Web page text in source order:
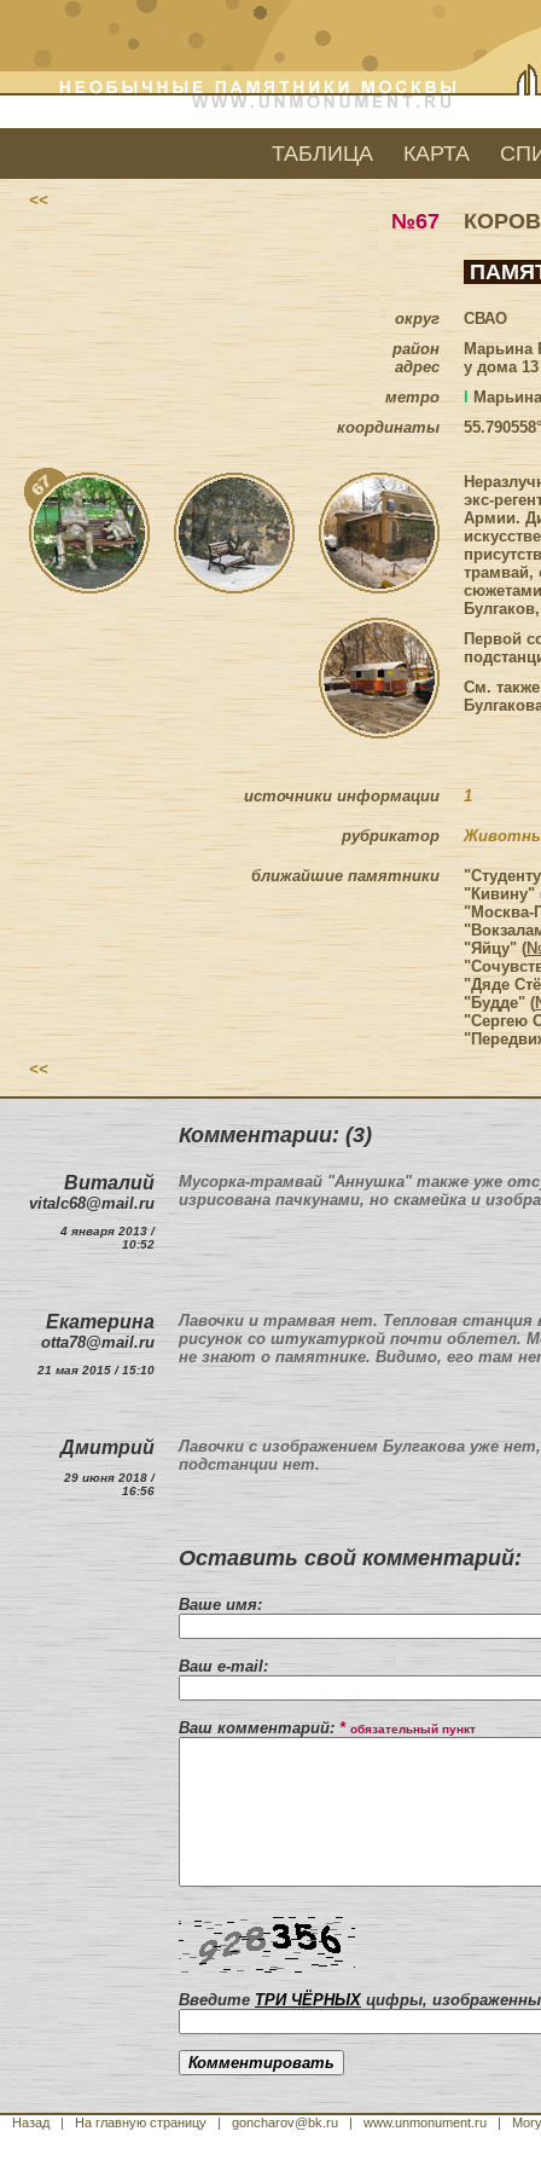
ТАБЛИЦА КАРТА
<<
№67
округ
район
адрес
метро
координаты
СВАО
Марьина
у дома
экс-
Армии.
трамвай,
Первой
См.
источники информации 1
рубрикатор
ближайшие памятники
"Кивину"
"Москва-
"Яйцу" (
"Дяде
"Будде" (
"Сергею
<<
Комментарии: (3)
Виталий
vitalc68@mail.ru
4 января 2013 /
10:52
Мусорка-трамвай "Аннушка" также уже
изрисована пачкунами, но скамейка и
Екатерина
otta78@mail.ru
21 мая 2015 / 15:10
Лавочки и трамвая нет. Тепловая станция
рисунок со штукатуркой почти облетел.
не знают о памятнике. Видимо, его там
Дмитрий
29 июня 2018 /
16:56
Лавочки с изображением Булгакова уже
подстанции нет.
Оставить свой комментарий:
Ваше имя:
Ваш e-mail:
Ваш комментарий: *обязательный пункт
Введите ТРИ ЧЁРНЫХ цифры,
Назад | На главную страницу | goncharov@bk.ru | www.unmonument.ru |